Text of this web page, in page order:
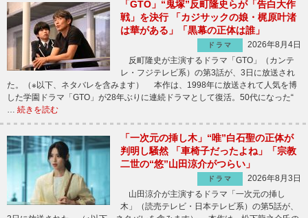
「GTO」“鬼塚”反町隆史らが「告白大作
戦」を決行 「カジサックの娘・梶原叶渚
は華がある」「黒幕の正体は誰」
ドラマ
2026年8月4日
反町隆史が主演するドラマ「GTO」（カンテ
レ・フジテレビ系）の第3話が、3日に放送され
た。（※以下、ネタバレを含みます） 本作は、1998年に放送されて人気を博
した学園ドラマ「GTO」が28年ぶりに連続ドラマとして復活。50代になった“
… 続きを読む
「一次元の挿し木」“唯”白石聖の正体が
判明し騒然 「車椅子だったよね」「宗教
二世の“悠”山田涼介がつらい」
ドラマ
2026年8月3日
山田涼介が主演するドラマ「一次元の挿し
木」（読売テレビ・日本テレビ系）の第5話が、